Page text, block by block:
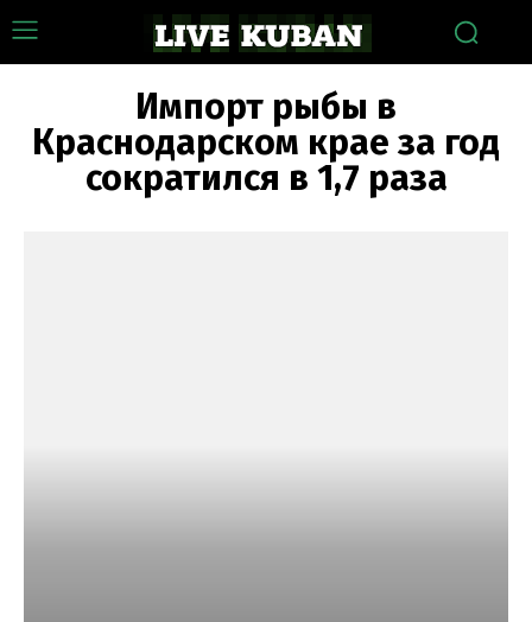
Импорт рыбы в
Краснодарском крае за год
сократился в 1,7 раза